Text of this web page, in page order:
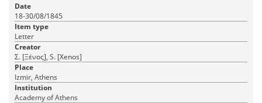
Date
18-30/08/1845
Item type
Letter
Creator
Σ. [Ξένος], S. [Xenos]
Place
Izmir, Athens
Institution
Academy of Athens